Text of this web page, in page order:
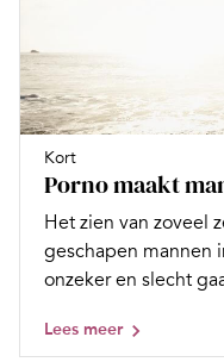
Kort
Porno maakt
Het zien van zoveel
geschapen mannen
onzeker en slecht
Lees meer